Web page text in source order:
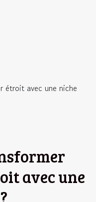
étroit avec une niche
avec une